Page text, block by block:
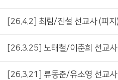
[26.4.2] 최림/진설 선교사 (피지)
[26.3.25] 노태철/이춘희 선교사
[26.3.21] 류동준/유소영 선교